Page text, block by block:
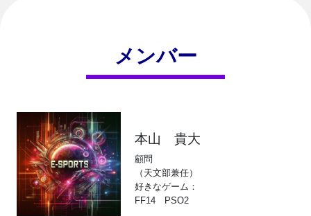
メンバー
本山 貴大
顧問
（天文部兼任）
好きなゲーム：
FF14　PSO2